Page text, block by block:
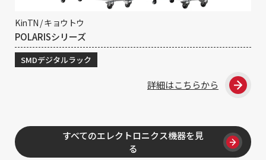
KinTN / キョウトウ
POLARISシリーズ
SMDデジタルラック
詳細はこちらから
すべてのエレクトロニクス機器を見
る